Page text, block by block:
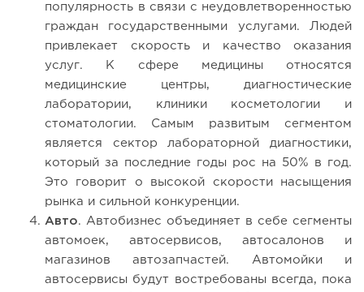
популярность в связи с неудовлетворенностью
граждан государственными услугами. Людей
привлекает скорость и качество оказания
услуг. К сфере медицины относятся
медицинские центры, диагностические
лаборатории, клиники косметологии и
стоматологии. Самым развитым сегментом
является сектор лабораторной диагностики,
который за последние годы рос на 50% в год.
Это говорит о высокой скорости насыщения
рынка и сильной конкуренции.
Авто . Автобизнес объединяет в себе сегменты
автомоек, автосервисов, автосалонов и
магазинов автозапчастей. Автомойки и
автосервисы будут востребованы всегда, пока